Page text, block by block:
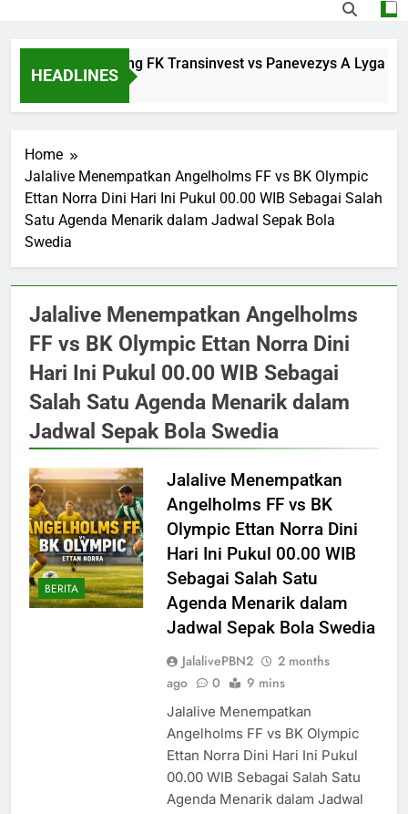
HEADLINES
Saksikan Streaming FK Transinvest vs Panevezys A Lyga
3 Hours Ago
Home
Jalalive Menempatkan Angelholms FF vs BK Olympic
Ettan Norra Dini Hari Ini Pukul 00.00 WIB Sebagai Salah
Satu Agenda Menarik dalam Jadwal Sepak Bola
Swedia
Jalalive Menempatkan Angelholms
FF vs BK Olympic Ettan Norra Dini
Hari Ini Pukul 00.00 WIB Sebagai
Salah Satu Agenda Menarik dalam
Jadwal Sepak Bola Swedia
BERITA
Jalalive Menempatkan
Angelholms FF vs BK
Olympic Ettan Norra Dini
Hari Ini Pukul 00.00 WIB
Sebagai Salah Satu
Agenda Menarik dalam
Jadwal Sepak Bola Swedia
JalalivePBN2
2 months
ago
0 9 mins
Jalalive Menempatkan
Angelholms FF vs BK Olympic
Ettan Norra Dini Hari Ini Pukul
00.00 WIB Sebagai Salah Satu
Agenda Menarik dalam Jadwal